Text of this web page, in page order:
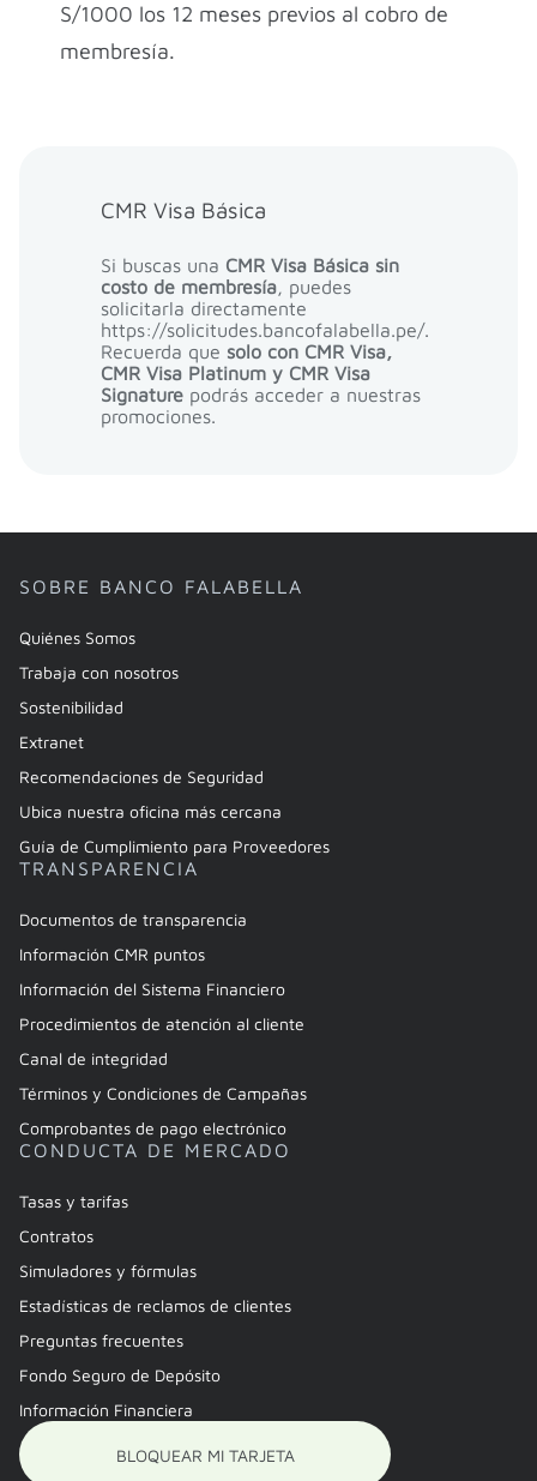
S/1000 los 12 meses previos al cobro de
membresía.
CMR Visa Básica
Si buscas una CMR Visa Básica sin
costo de membresía, puedes
solicitarla directamente
https://solicitudes.bancofalabella.pe/.
Recuerda que solo con CMR Visa,
CMR Visa Platinum y CMR Visa
Signature podrás acceder a nuestras
promociones.
SOBRE BANCO FALABELLA
Quiénes Somos
Trabaja con nosotros
Sostenibilidad
Extranet
Recomendaciones de Seguridad
Ubica nuestra oficina más cercana
Guía de Cumplimiento para Proveedores
TRANSPARENCIA
Documentos de transparencia
Información CMR puntos
Información del Sistema Financiero
Procedimientos de atención al cliente
Canal de integridad
Términos y Condiciones de Campañas
Comprobantes de pago electrónico
CONDUCTA DE MERCADO
Tasas y tarifas
Contratos
Simuladores y fórmulas
Estadísticas de reclamos de clientes
Preguntas frecuentes
Fondo Seguro de Depósito
Información Financiera
BLOQUEAR MI TARJETA